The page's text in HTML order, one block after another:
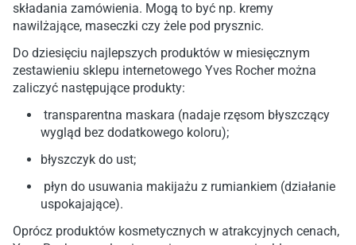
składania zamówienia. Mogą to być np. kremy
nawilżające, maseczki czy żele pod prysznic.
Do dziesięciu najlepszych produktów w miesięcznym
zestawieniu sklepu internetowego Yves Rocher można
zaliczyć następujące produkty:
transparentna maskara (nadaje rzęsom błyszczący
wygląd bez dodatkowego koloru);
błyszczyk do ust;
płyn do usuwania makijażu z rumiankiem (działanie
uspokajające).
Oprócz produktów kosmetycznych w atrakcyjnych cenach,